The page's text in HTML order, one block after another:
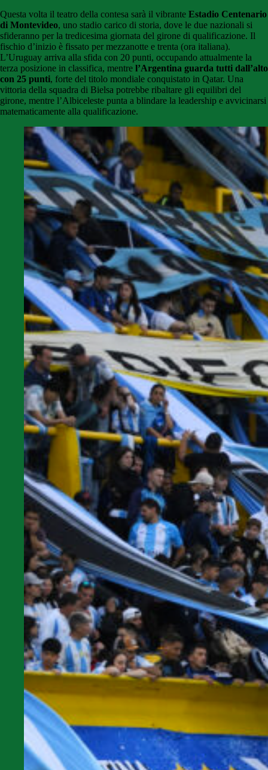
Questa volta il teatro della contesa sarà il vibrante Estadio Centenario
di Montevideo, uno stadio carico di storia, dove le due nazionali si
sfideranno per la tredicesima giornata del girone di qualificazione. Il
fischio d’inizio è fissato per mezzanotte e trenta (ora italiana).
L’Uruguay arriva alla sfida con 20 punti, occupando attualmente la
terza posizione in classifica, mentre l’Argentina guarda tutti dall’alto
con 25 punti, forte del titolo mondiale conquistato in Qatar. Una
vittoria della squadra di Bielsa potrebbe ribaltare gli equilibri del
girone, mentre l’Albiceleste punta a blindare la leadership e avvicinarsi
matematicamente alla qualificazione.